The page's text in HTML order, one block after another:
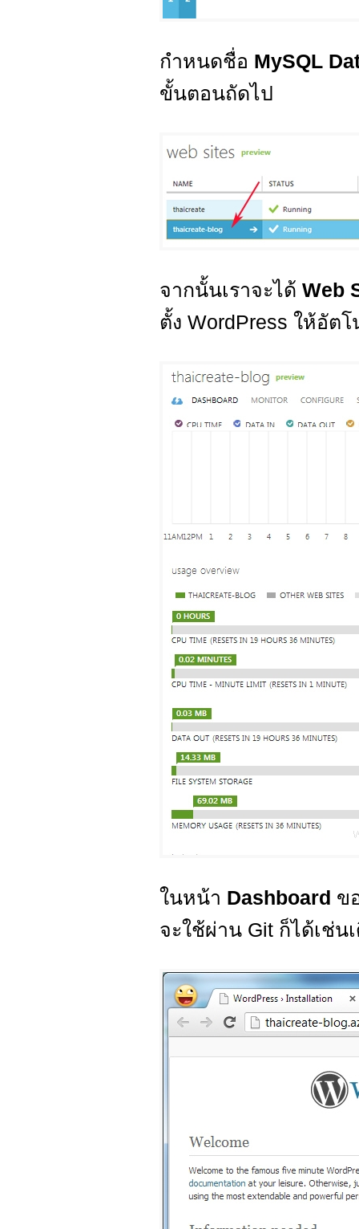
กำหนดชื่อ MySQL
ขั้นตอนถัดไป
จากนั้นเราจะได้ Web
ตั้ง WordPress ให้อัต
ในหน้า Dashboard ข
จะใช้ผ่าน Git ก็ได้เช่